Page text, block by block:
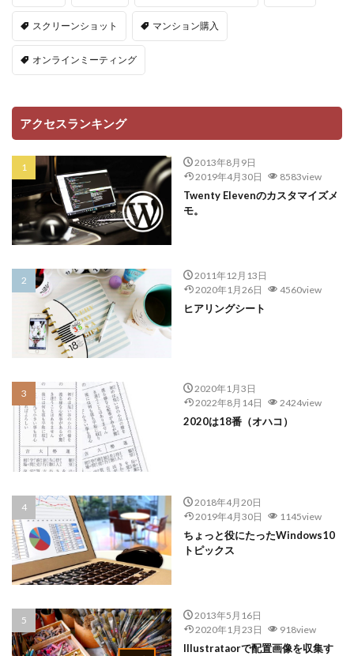
スクリーンショット マンション購入
オンラインミーティング
アクセスランキング
2013年8月9日
2019年4月30日
8583view
Twenty Elevenのカスタマイズメ
モ。
2011年12月13日
2020年1月26日
4560view
ヒアリングシート
2020年1月3日
2022年8月14日
2424view
2020は18番（オハコ）
2018年4月20日
2019年4月30日
1145view
ちょっと役にたったWindows10
トピックス
2013年5月16日
2020年1月23日
918view
Illustrataorで配置画像を収集す